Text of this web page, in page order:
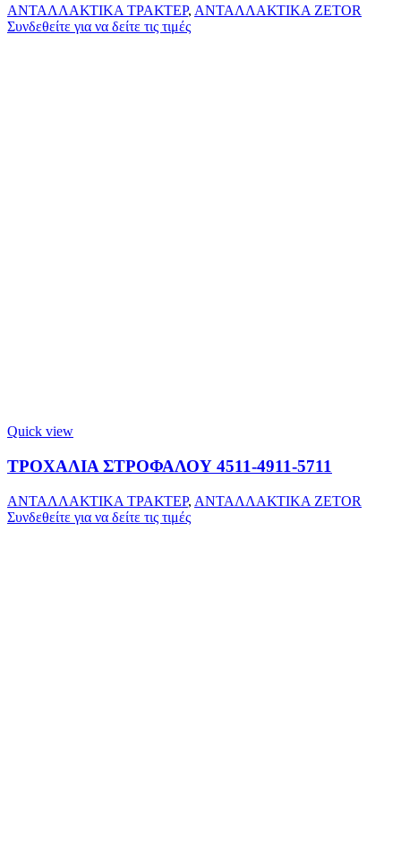
ΑΝΤΑΛΛΑΚΤΙΚΑ ΤΡΑΚΤΕΡ, ΑΝΤΑΛΛΑΚΤΙΚΑ ZETOR
Συνδεθείτε για να δείτε τις τιμές
Quick view
ΤΡΟΧΑΛΙΑ ΣΤΡΟΦΑΛΟΥ 4511-4911-5711
ΑΝΤΑΛΛΑΚΤΙΚΑ ΤΡΑΚΤΕΡ, ΑΝΤΑΛΛΑΚΤΙΚΑ ZETOR
Συνδεθείτε για να δείτε τις τιμές